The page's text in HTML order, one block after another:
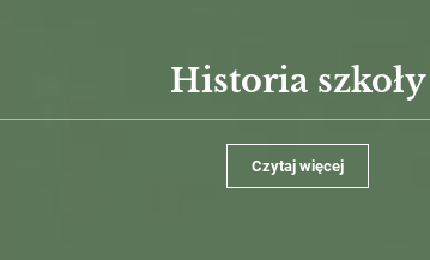
Historia szkoły
Czytaj więcej